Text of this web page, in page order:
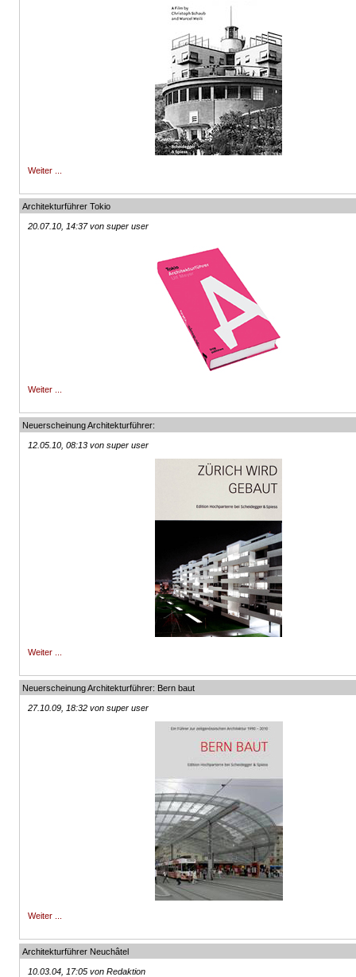
Weiter ...
Architekturführer Tokio
20.07.10, 14:37 von super user
Weiter ...
Neuerscheinung Architekturführer:
12.05.10, 08:13 von super user
Weiter ...
Neuerscheinung Architekturführer: Bern baut
27.10.09, 18:32 von super user
Weiter ...
Architekturführer Neuchâtel
10.03.04, 17:05 von Redaktion